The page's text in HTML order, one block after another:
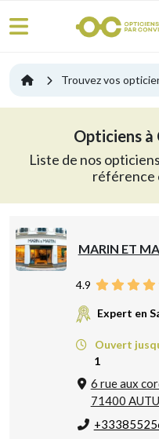
Trouvez vos
Opticiens à
Liste de nos
référence
MARIN ET
4.9
Expert en
Ouvert
1
6 rue aux
71400